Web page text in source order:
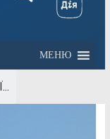
МЕНЮ